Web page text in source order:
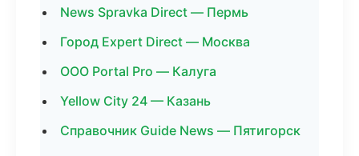
News Spravka Direct — Пермь
Город Expert Direct — Москва
ООО Portal Pro — Калуга
Yellow City 24 — Казань
Справочник Guide News — Пятигорск